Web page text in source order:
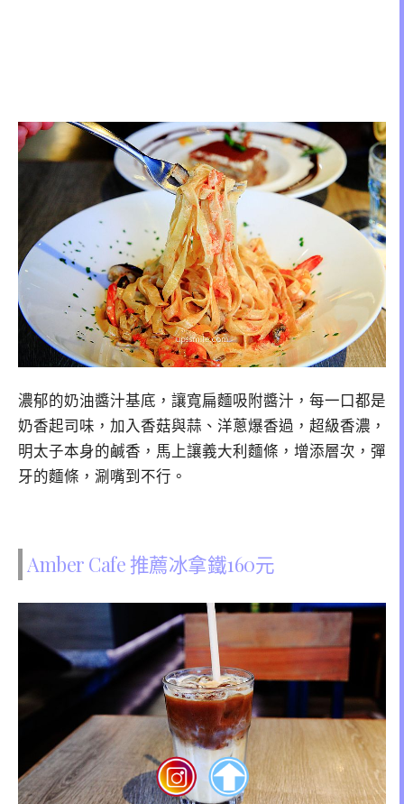
濃郁的奶油醬汁基底，讓寬扁麵吸附醬汁，每一口都是
奶香起司味，加入香菇與蒜、洋蔥爆香過，超級香濃，
明太子本身的鹹香，馬上讓義大利麵條，增添層次，彈
牙的麵條，涮嘴到不行。
Amber Cafe 推薦冰拿鐵160元